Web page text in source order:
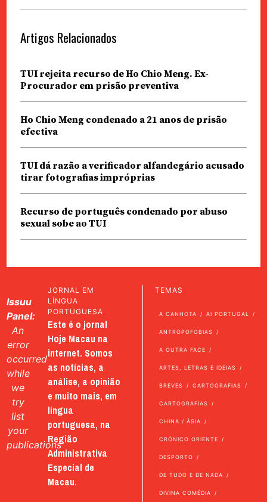
Artigos Relacionados
TUI rejeita recurso de Ho Chio Meng. Ex-
Procurador em prisão preventiva
Ho Chio Meng condenado a 21 anos de prisão
efectiva
TUI dá razão a verificador alfandegário acusado
tirar fotografias impróprias
Recurso de português condenado por abuso
sexual sobe ao TUI
Issuu
Panel:
An
error
occurred
while
we
try
list
your
publications
JORNAL EM
LÍNGUA
PORTUGUESA
Este é o jornal
Hoje Macau na
internet. Somos
as notícias, a
análise, a opinião
e muito mais, em
língua
portuguesa, na
Região
Administrativa
Especial de
Macau.
TEMAS
A CANHOTA AI PORTUGAL
ANTROPOFOBIAS
A OUTRA FACE
ARTES, LETRAS E IDEIAS
BREVES CARTOGRAFIAS
CARTOGRAFIAS
CHINA / ÁSIA
CRÓNICO ORIENTE
DESPORTO
DE TUDO E DE NADA
DIVINA COMÉDIA